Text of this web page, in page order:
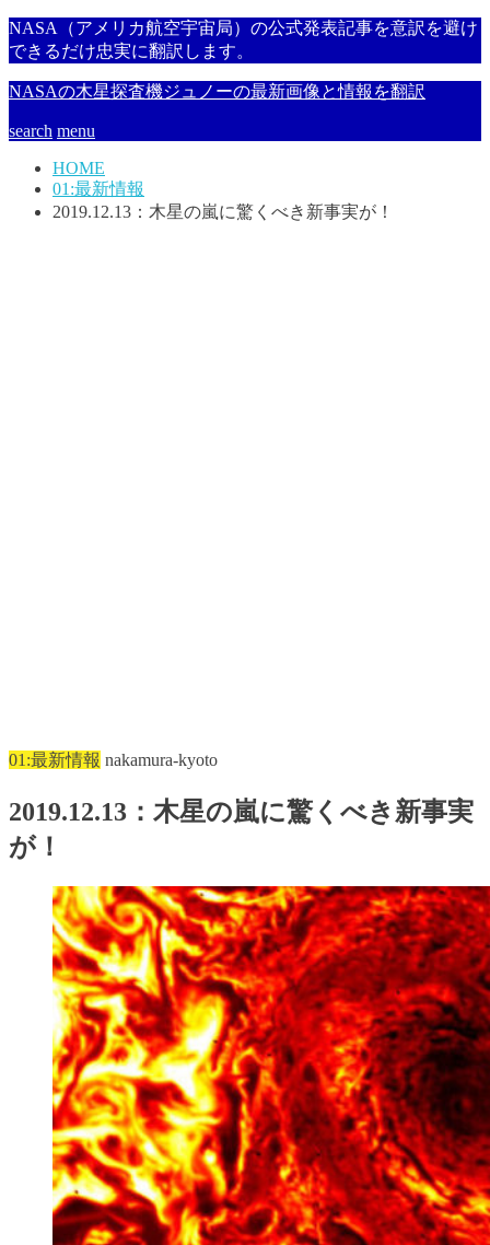
NASA（アメリカ航空宇宙局）の公式発表記事を意訳を避け
できるだけ忠実に翻訳します。
NASAの木星探査機ジュノーの最新画像と情報を翻訳
search menu
HOME
01:最新情報
2019.12.13：木星の嵐に驚くべき新事実が！
01:最新情報 nakamura-kyoto
2019.12.13：木星の嵐に驚くべき新事実
が！